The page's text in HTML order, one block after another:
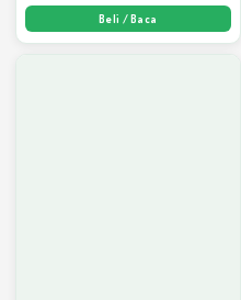
Beli / Baca